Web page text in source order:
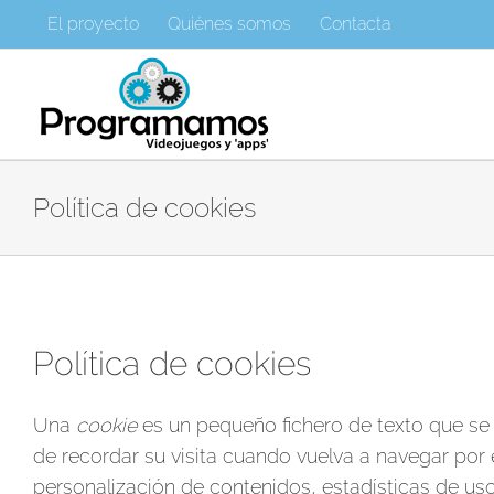
Saltar
al
El proyecto Quiénes somos Contacta
Política de cookies
Política de cookies
Una cookiees un pequeño fichero de texto que
de recordar su visita cuando vuelva a navegar por
personalización de contenidos, estadísticas de